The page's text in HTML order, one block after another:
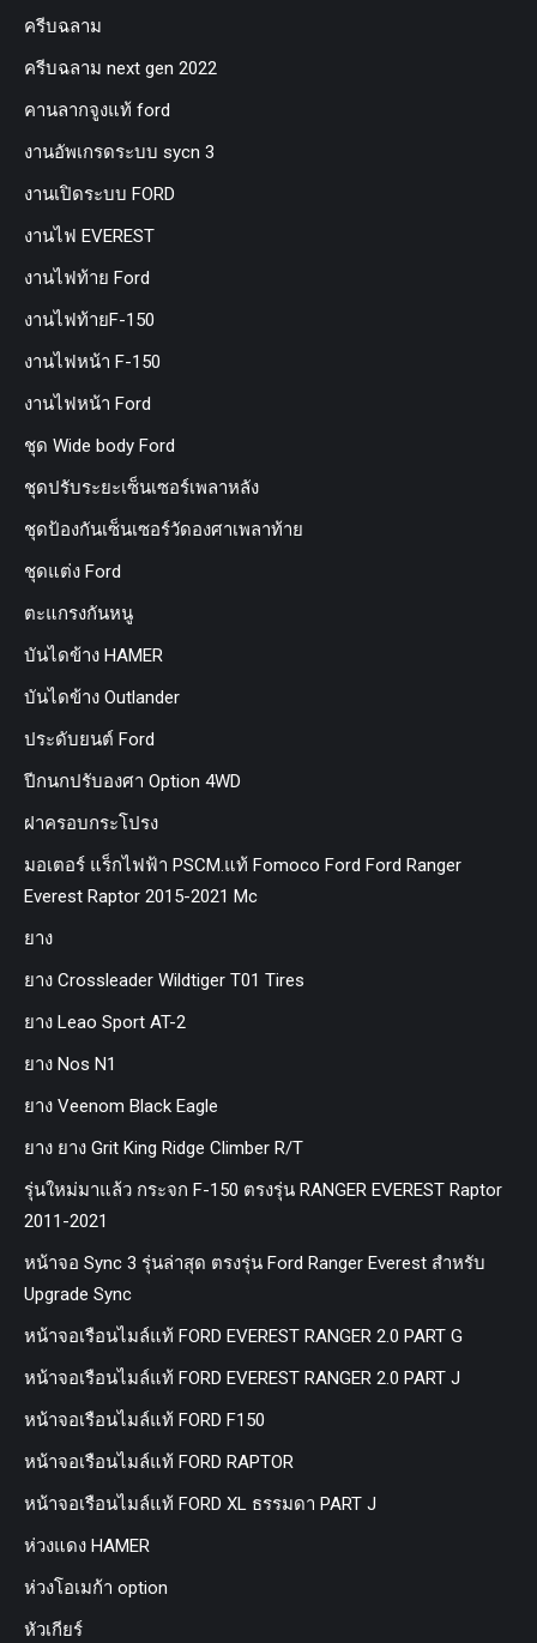
ครีบฉลาม
ครีบฉลาม next gen 2022
คานลากจูงแท้ ford
งานอัพเกรดระบบ sycn 3
งานเปิดระบบ FORD
งานไฟ EVEREST
งานไฟท้าย Ford
งานไฟท้ายF-150
งานไฟหน้า F-150
งานไฟหน้า Ford
ชุด Wide body Ford
ชุดปรับระยะเซ็นเซอร์เพลาหลัง
ชุดป้องกันเซ็นเซอร์วัดองศาเพลาท้าย
ชุดแต่ง Ford
ตะแกรงกันหนู
บันไดข้าง HAMER
บันไดข้าง Outlander
ประดับยนต์ Ford
ปีกนกปรับองศา Option 4WD
ฝาครอบกระโปรง
มอเตอร์ แร็กไฟฟ้า PSCM.แท้ Fomoco Ford Ford Ranger
Everest Raptor 2015-2021 Mc
ยาง
ยาง Crossleader Wildtiger T01 Tires
ยาง Leao Sport AT-2
ยาง Nos N1
ยาง Veenom Black Eagle
ยาง ยาง Grit King Ridge Climber R/T
รุ่นใหม่มาแล้ว กระจก F-150 ตรงรุ่น RANGER EVEREST Raptor
2011-2021
หน้าจอ Sync 3 รุ่นล่าสุด ตรงรุ่น Ford Ranger Everest สำหรับ
Upgrade Sync
หน้าจอเรือนไมล์แท้ FORD EVEREST RANGER 2.0 PART G
หน้าจอเรือนไมล์แท้ FORD EVEREST RANGER 2.0 PART J
หน้าจอเรือนไมล์แท้ FORD F150
หน้าจอเรือนไมล์แท้ FORD RAPTOR
หน้าจอเรือนไมล์แท้ FORD XL ธรรมดา PART J
ห่วงแดง HAMER
ห่วงโอเมก้า option
หัวเกียร์